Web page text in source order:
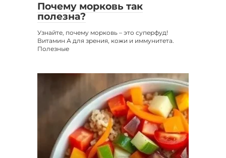
Почему морковь так
полезна?
Узнайте, почему морковь – это суперфуд!
Витамин А для зрения, кожи и иммунитета.
Полезные